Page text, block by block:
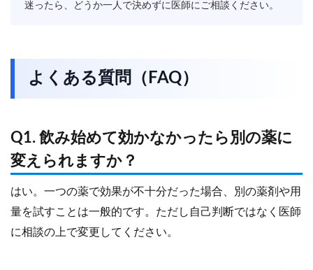
迷ったら、どうか一人で決めずに医師にご相談ください。
よくある質問（FAQ）
Q1. 飲み始めて効かなかったら別の薬に
変えられますか？
はい。一つの薬で効果が不十分だった場合、別の薬剤や用
量を試すことは一般的です。ただし自己判断ではなく医師
に相談の上で変更してください。